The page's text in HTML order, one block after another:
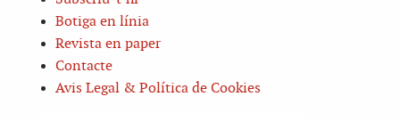
Botiga en línia
Revista en paper
Contacte
Avis Legal & Política de Cookies